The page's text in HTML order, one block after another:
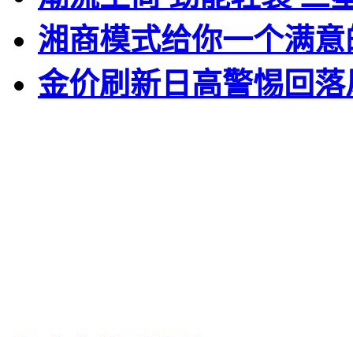
湘商模式给你一个满
金价刷新日高警惕回